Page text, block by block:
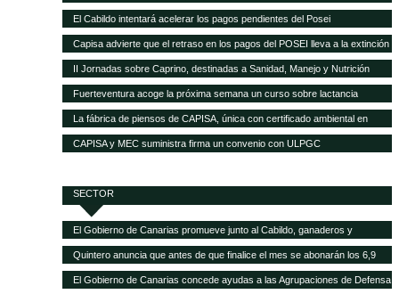
El Cabildo intentará acelerar los pagos pendientes del Posei
Capisa advierte que el retraso en los pagos del POSEI lleva a la extinción
al sector ganadero
II Jornadas sobre Caprino, destinadas a Sanidad, Manejo y Nutrición
Fuerteventura acoge la próxima semana un curso sobre lactancia
artificial en el sector caprino
La fábrica de piensos de CAPISA, única con certificado ambiental en
Canarias
CAPISA y MEC suministra firma un convenio con ULPGC
SECTOR
El Gobierno de Canarias promueve junto al Cabildo, ganaderos y
queseros de Tenerife el fomento de la producción local de forrajes
Quintero anuncia que antes de que finalice el mes se abonarán los 6,9
millones del POSEI adicional de la campaña 2015
El Gobierno de Canarias concede ayudas a las Agrupaciones de Defensa